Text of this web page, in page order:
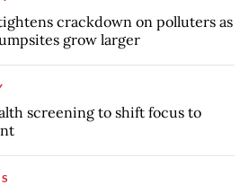
crackdown on polluters as
grow larger
screening to shift focus to